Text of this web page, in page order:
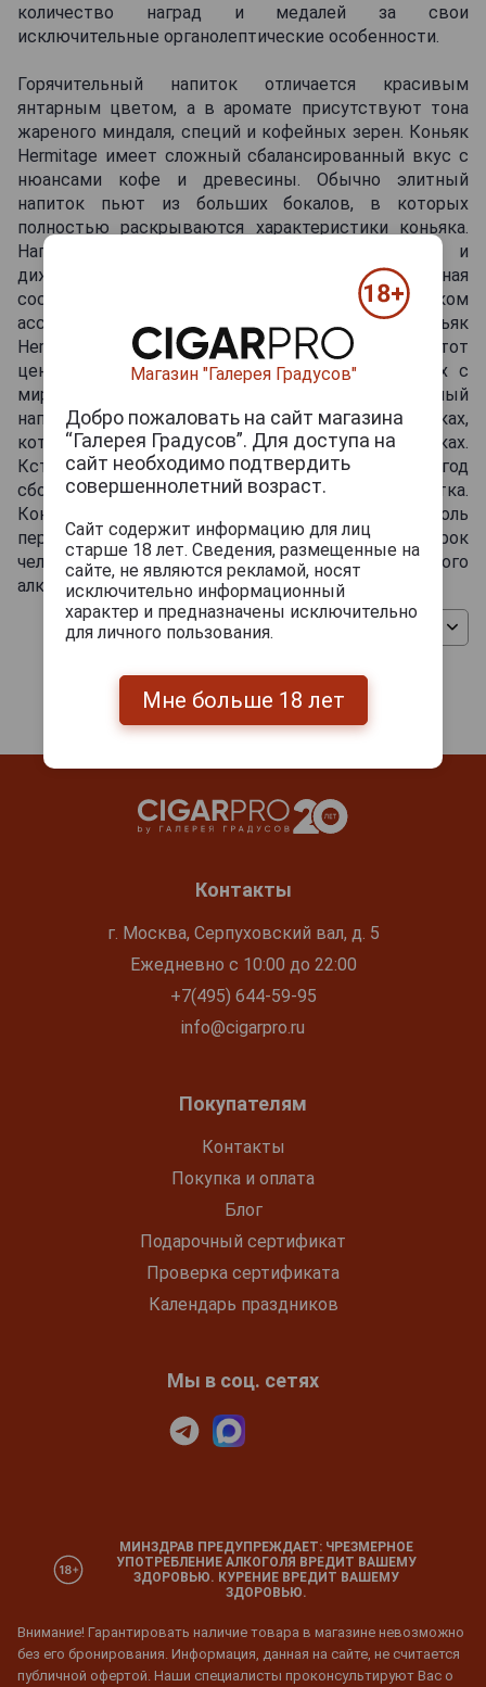
количество наград и медалей за свои
исключительные органолептические особенности.
Горячительный напиток отличается красивым
янтарным цветом, а в аромате присутствуют тона
жареного миндаля, специй и кофейных зерен. Коньяк
Hermitage имеет сложный сбалансированный вкус с
нюансами кофе и древесины. Обычно элитный
напиток пьют из больших бокалов, в которых
полностью раскрываются характеристики коньяка.
Напиток служит великолепным аперитивом и
дижестивом, к тому же коньяк Эрмитаж - прекрасная
составляющая всевозможных коктейлей. В широком
ассортименте Brandy Classics можно найти коньяк
Hermitage разного срока выдержки. Подают этот
ценный алкоголь во многих ресторанах и барах с
мировым именем. Кроме того, горячительный
напиток продают в классических изящных бутылках,
которые хранятся в красивых подарочных коробках.
Кстати, на этикетке обязательно будет написан год
сбора винограда для этого премиального напитка.
Коньяк Эрмитаж - не только алкоголь
первоклассного качества, но и шикарный подарок
человеку, который родился в год производства этого
алкоголя.
Контакты
г. Москва, Серпуховский вал, д. 5
Ежедневно с 10:00 до 22:00
+7(495) 644-59-95
info@cigarpro.ru
Покупателям
Контакты
Покупка и оплата
Блог
Подарочный сертификат
Проверка сертификата
Календарь праздников
Мы в соц. сетях
МИНЗДРАВ ПРЕДУПРЕЖДАЕТ: ЧРЕЗМЕРНОЕ
УПОТРЕБЛЕНИЕ АЛКОГОЛЯ ВРЕДИТ ВАШЕМУ
ЗДОРОВЬЮ. КУРЕНИЕ ВРЕДИТ ВАШЕМУ
ЗДОРОВЬЮ.
Внимание! Гарантировать наличие товара в магазине невозможно
без его бронирования. Информация, данная на сайте, не считается
публичной офертой. Наши специалисты проконсультируют Вас о
Магазин "Галерея Градусов"
Добро пожаловать на сайт магазина
“Галерея Градусов”. Для доступа на
сайт необходимо подтвердить
совершеннолетний возраст.
Сайт содержит информацию для лиц
старше 18 лет. Сведения, размещенные на
сайте, не являются рекламой, носят
исключительно информационный
характер и предназначены исключительно
для личного пользования.
Мне больше 18 лет